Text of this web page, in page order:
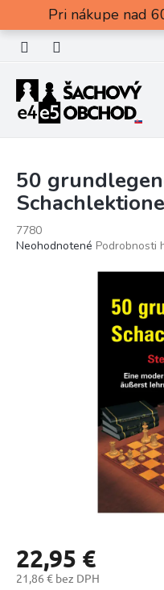
obsah
Pri nákupe nad
50
7780
Priemerné
Neohodnotené Podrobnosti
22,95 €
21,86 € bez DPH